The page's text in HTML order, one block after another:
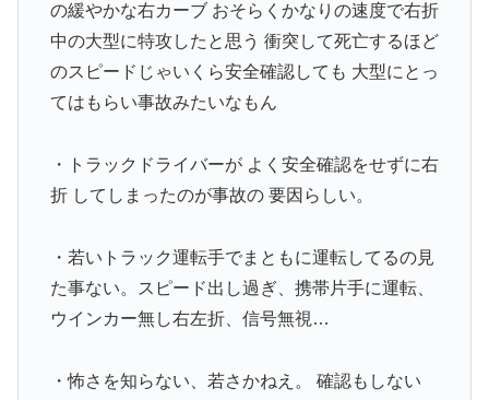
の緩やかな右カーブ おそらくかなりの速度で右折
中の大型に特攻したと思う 衝突して死亡するほど
のスピードじゃいくら安全確認しても 大型にとっ
てはもらい事故みたいなもん
・トラックドライバーが よく安全確認をせずに右
折 してしまったのが事故の 要因らしい。
・若いトラック運転手でまともに運転してるの見
た事ない。スピード出し過ぎ、携帯片手に運転、
ウインカー無し右左折、信号無視…
・怖さを知らない、若さかねえ。 確認もしない